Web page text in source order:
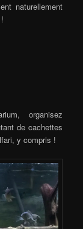
naturellement
organisez
de cachettes
y compris !